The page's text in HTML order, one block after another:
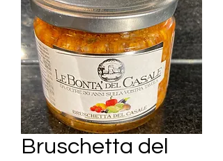
Bruschetta del